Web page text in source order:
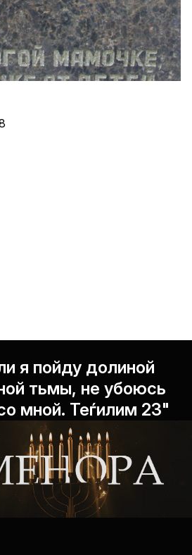
я пойду долиной
тьмы, не убоюсь
мной. Теѓилим 23"